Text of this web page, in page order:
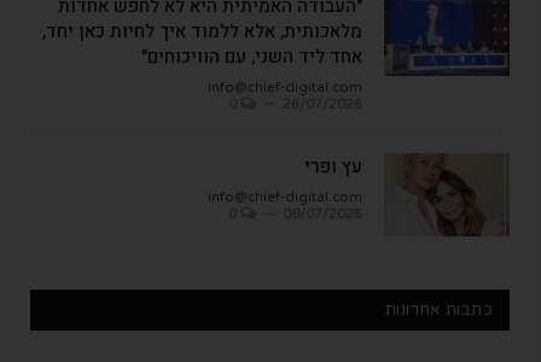
"העבודה האמיתית היא לא לחפש אחדות
מלאכותית, אלא ללמוד איך לחיות כאן יחד,
אחד ליד השני, עם הוויכוחים"
info@chief-digital.com
עץ ופרי
info@chief-digital.com
כתבות אחרונות